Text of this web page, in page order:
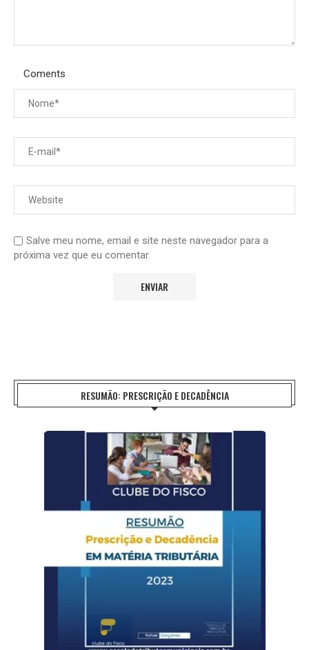
Coments
Salve meu nome, email e site neste navegador para a
próxima vez que eu comentar.
RESUMÃO: PRESCRIÇÃO E DECADÊNCIA